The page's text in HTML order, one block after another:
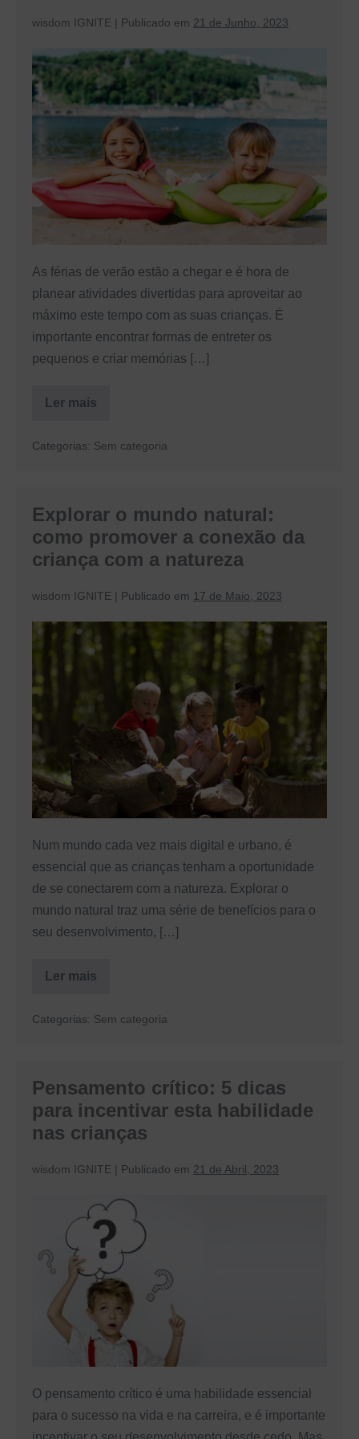
wisdom IGNITE | Publicado em 21 de Junho, 2023
Férias
de
verão:
passar
um
com
as
crianças
As férias de verão estão a chegar e é hora de
planear atividades divertidas para aproveitar ao
máximo este tempo com as suas crianças. É
importante encontrar formas de entreter os
pequenos e criar memórias […]
Ler mais
Férias
5
bom
momento
com
crianças
Categorias: Sem categoria
Explorar o mundo natural:
como promover a conexão da
criança com a natureza
wisdom IGNITE | Publicado em 17 de Maio, 2023
Explorar
mundo
natural:
como
promover
conexão
da
com
a
natureza
Num mundo cada vez mais digital e urbano, é
essencial que as crianças tenham a oportunidade
de se conectarem com a natureza. Explorar o
mundo natural traz uma série de benefícios para o
seu desenvolvimento, […]
Ler mais
Explorar
natural:
da
criança
com
natureza
Categorias: Sem categoria
Pensamento crítico: 5 dicas
para incentivar esta habilidade
nas crianças
wisdom IGNITE | Publicado em 21 de Abril, 2023
Pensamento
crítico:
dicas
incentivar
habilidade
crianças
O pensamento crítico é uma habilidade essencial
para o sucesso na vida e na carreira, e é importante